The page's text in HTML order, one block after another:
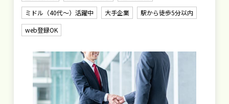
ミドル（40代～）活躍中
大手企業
駅から徒歩5分以内
web登録OK